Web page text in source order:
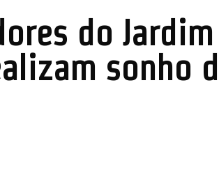
do
sonho